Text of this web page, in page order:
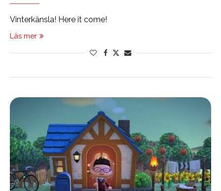
Vinterkänsla! Here it come!
Läs mer